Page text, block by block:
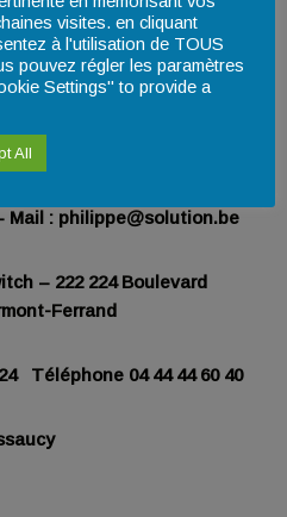
par Philippe Dessaucy .
– 4800 Verviers – Belgique
Mail : philippe@solution.be
– 222 224 Boulevard
Ferrand
Téléphone 04 44 44 60 40
visites. en cliquant
à l'utilisation de TOUS
pouvez régler les paramètres
Settings" to provide a
All